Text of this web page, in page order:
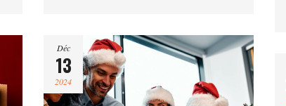
Déc
13
2024